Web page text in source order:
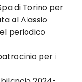
di Torino per
al Alassio
periodico
per i